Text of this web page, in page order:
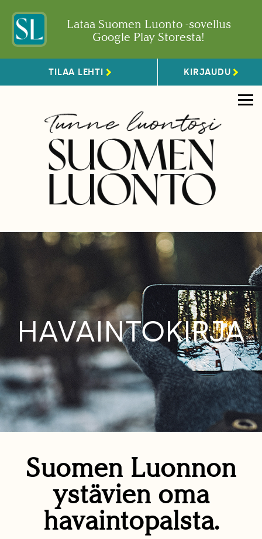
Lataa Suomen Luonto -sovellus
Google Play Storesta!
TILAA LEHTI KIRJAUDU
HAVAINTOKIRJA
Suomen Luonnon
ystävien oma
havaintopalsta.